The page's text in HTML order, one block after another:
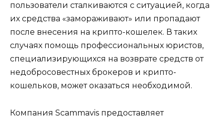
пользователи сталкиваются с ситуацией, когда
их средства «замораживают» или пропадают
после внесения на крипто-кошелек. В таких
случаях помощь профессиональных юристов,
специализирующихся на возврате средств от
недобросовестных брокеров и крипто-
кошельков, может оказаться необходимой.
Компания Scammavis предоставляет